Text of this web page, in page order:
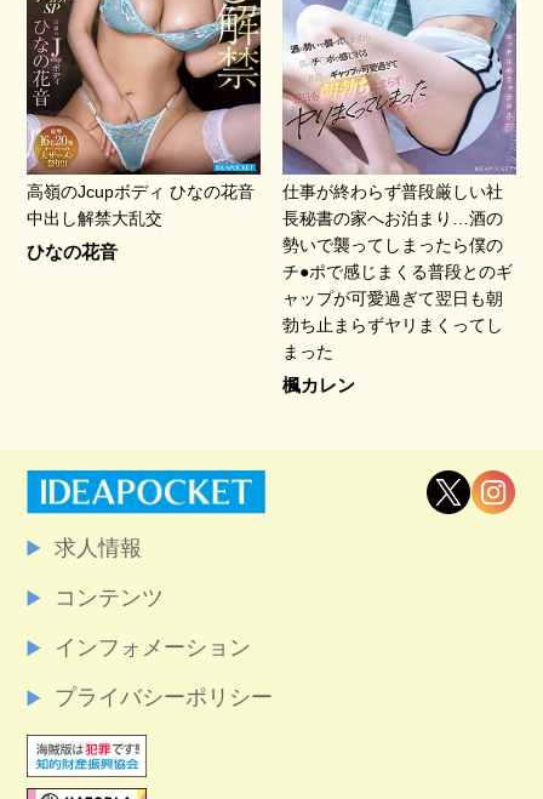
高嶺のJcupボディ ひなの花音
中出し解禁大乱交
ひなの花音
仕事が終わらず普段厳しい社
長秘書の家へお泊まり…酒の
勢いで襲ってしまったら僕の
チ●ポで感じまくる普段とのギ
ャップが可愛過ぎて翌日も朝
勃ち止まらずヤリまくってし
まった
楓カレン
求人情報
コンテンツ
インフォメーション
プライバシーポリシー